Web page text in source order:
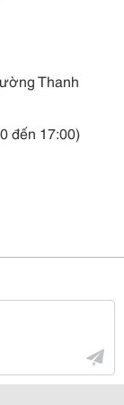
Thanh
đến 17:00)